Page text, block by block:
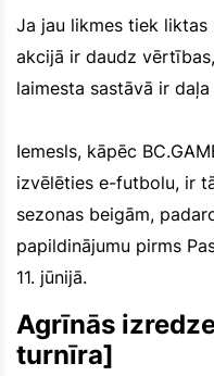
Ja jau likmes tiek
akcijā ir daudz
laimesta sastāvā ir
Iemesls, kāpēc
izvēlēties e-futbolu, ir
sezonas beigām,
papildinājumu pirms
11. jūnijā.
Agrīnās
turnīra]